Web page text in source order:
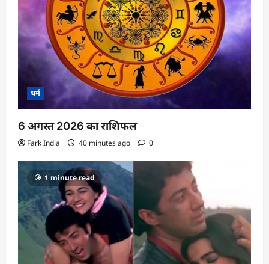
धर्म
6 अगस्त 2026 का राशिफल
Fark India 40 minutes ago 0
1 minute read